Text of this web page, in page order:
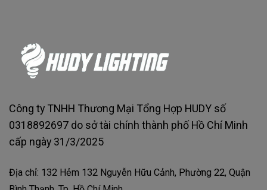
Công ty TNHH Thương Mại Tổng Hợp HUDY số
0318892697 do sở tài chính thành phố Hồ Chí Minh
cấp ngày 31/3/2025
Địa chỉ: 132 Hẻm 132 Nguyễn Hữu Cảnh, Phường 22, Quận